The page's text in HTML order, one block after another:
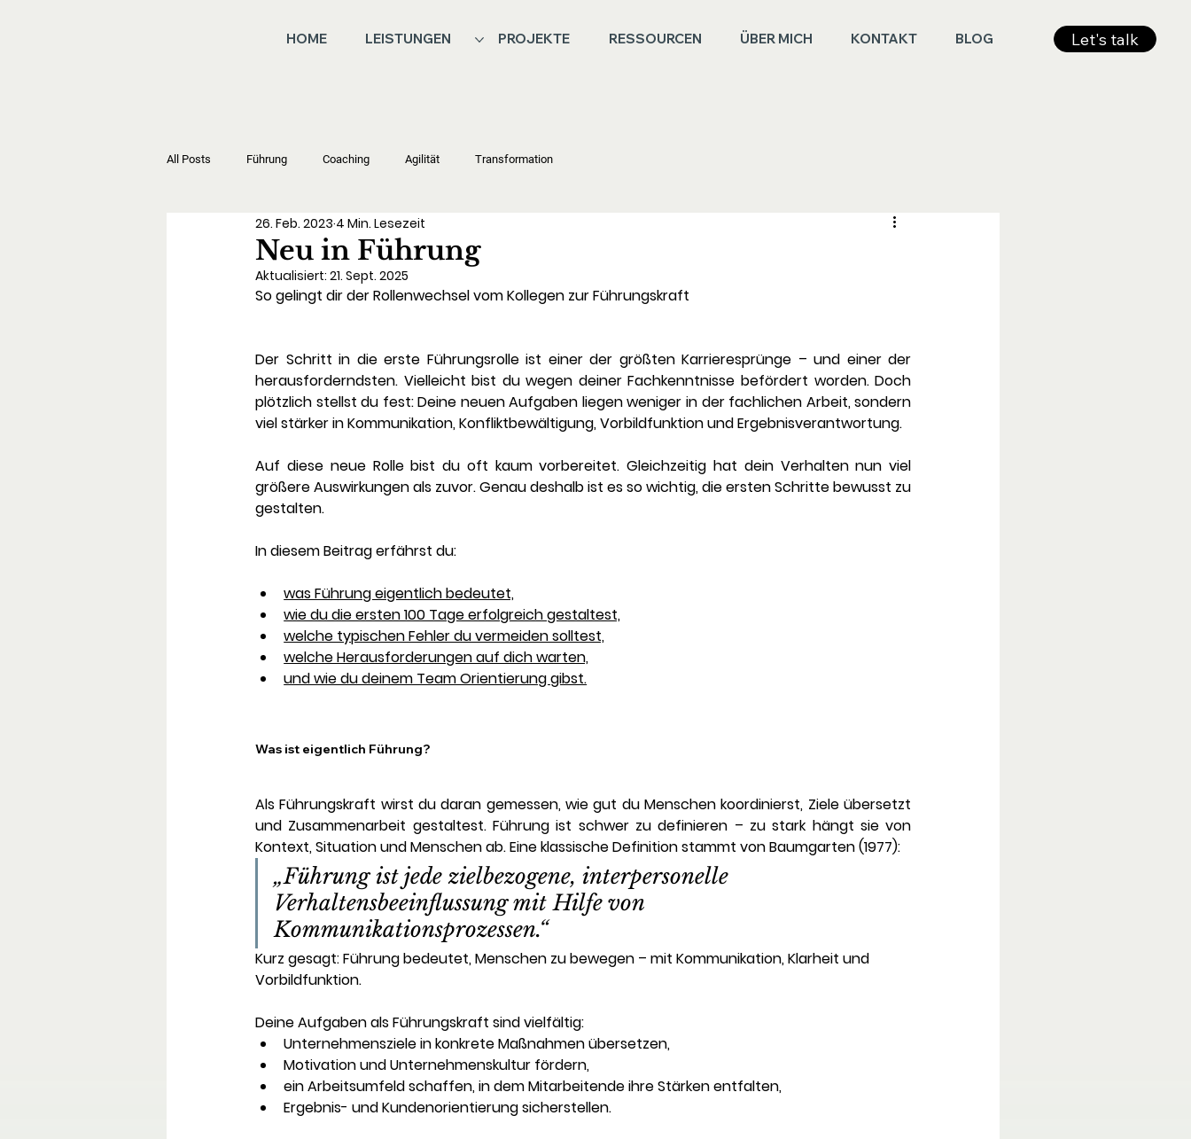
HOME LEISTUNGEN PROJEKTE RESSOURCEN ÜBER MICH KONTAKT BLOG Let's talk
All Posts Führung Coaching Agilität Transformation
Neu in Führung
26. Feb. 20234 Min. Lesezeit
Aktualisiert:21. Sept. 2025
So gelingt dir der Rollenwechsel vom Kollegen zur Führungskraft
Der Schritt in die erste Führungsrolle ist einer der größten Karrieresprünge – und einer der
herausforderndsten. Vielleicht bist du wegen deiner Fachkenntnisse befördert worden. Doch
plötzlich stellst du fest: Deine neuen Aufgaben liegen weniger in der fachlichen Arbeit, sondern
viel stärker in Kommunikation, Konfliktbewältigung, Vorbildfunktion und Ergebnisverantwortung.
Auf diese neue Rolle bist du oft kaum vorbereitet. Gleichzeitig hat dein Verhalten nun viel
größere Auswirkungen als zuvor. Genau deshalb ist es so wichtig, die ersten Schritte bewusst zu
gestalten.
In diesem Beitrag erfährst du:
was Führung eigentlich bedeutet,
wie du die ersten 100 Tage erfolgreich gestaltest,
welche typischen Fehler du vermeiden solltest,
welche Herausforderungen auf dich warten,
und wie du deinem Team Orientierung gibst.
Was ist eigentlich Führung?
Als Führungskraft wirst du daran gemessen, wie gut du Menschen koordinierst, Ziele übersetzt
und Zusammenarbeit gestaltest. Führung ist schwer zu definieren – zu stark hängt sie von
Kontext, Situation und Menschen ab. Eine klassische Definition stammt von Baumgarten (1977):
„Führung ist jede zielbezogene, interpersonelle
Verhaltensbeeinflussung mit Hilfe von
Kommunikationsprozessen.“
Kurz gesagt: Führung bedeutet, Menschen zu bewegen – mit Kommunikation, Klarheit und
Vorbildfunktion.
Deine Aufgaben als Führungskraft sind vielfältig:
Unternehmensziele in konkrete Maßnahmen übersetzen,
Motivation und Unternehmenskultur fördern,
ein Arbeitsumfeld schaffen, in dem Mitarbeitende ihre Stärken entfalten,
Ergebnis- und Kundenorientierung sicherstellen.